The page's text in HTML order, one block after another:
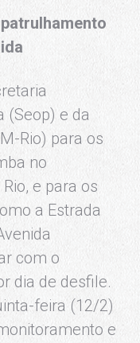
(Seop) e da
Rio) para os
no
e para os
a Estrada
com o
dia de desfile.
feira (12/2)
e